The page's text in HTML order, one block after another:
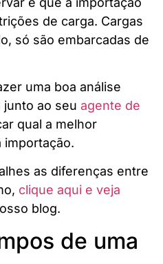
de carga. Cargas
só são embarcadas de
uma boa análise
junto ao seu agente de
qual a melhor
importação.
as diferenças entre
clique aqui e veja
blog.
de uma